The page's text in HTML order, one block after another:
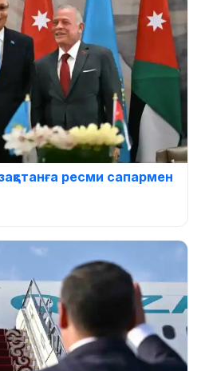
ресми сапармен